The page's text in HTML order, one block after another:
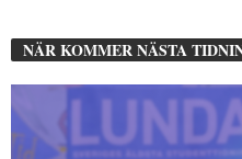
NÄR KOMMER NÄSTA